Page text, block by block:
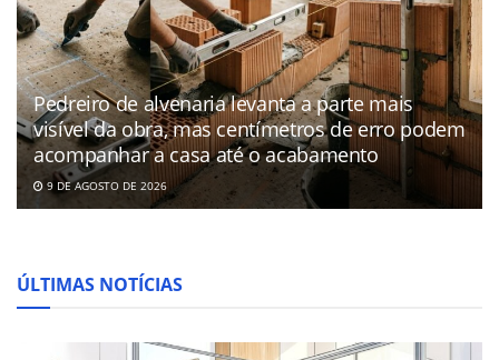
Pedreiro de alvenaria levanta a parte mais
visível da obra, mas centímetros de erro podem
acompanhar a casa até o acabamento
9 DE AGOSTO DE 2026
ÚLTIMAS NOTÍCIAS